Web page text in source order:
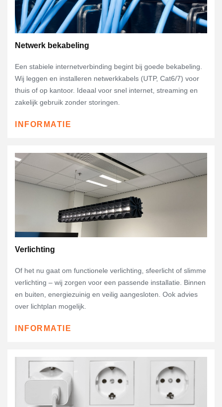
Netwerk bekabeling
Een stabiele internetverbinding begint bij goede bekabeling.
Wij leggen en installeren netwerkkabels (UTP, Cat6/7) voor
thuis of op kantoor. Ideaal voor snel internet, streaming en
zakelijk gebruik zonder storingen.
INFORMATIE
Verlichting
Of het nu gaat om functionele verlichting, sfeerlicht of slimme
verlichting – wij zorgen voor een passende installatie. Binnen
en buiten, energiezuinig en veilig aangesloten. Ook advies
over lichtplan mogelijk.
INFORMATIE